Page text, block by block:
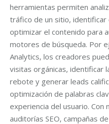
herramientas permiten
tráfico de un sitio,
optimizar el contenido para
motores de búsqueda. Por
Analytics, los creadores
visitas orgánicas, identificar
rebote y generar leads
optimización de palabras
experiencia del usuario.
auditorías SEO, campañas